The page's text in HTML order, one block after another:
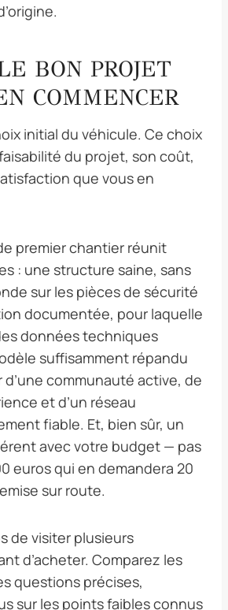
BON PROJET
COMMENCER
initial du véhicule. Ce choix
du projet, son coût,
que vous en
premier chantier réunit
: une structure saine, sans
sur les pièces de sécurité
documentée, pour laquelle
données techniques
suffisamment répandu
communauté active, de
et d’un réseau
fiable. Et, bien sûr, un
avec votre budget — pas
euros qui en demandera 20
sur route.
de visiter plusieurs
d’acheter. Comparez les
questions précises,
sur les points faibles connus